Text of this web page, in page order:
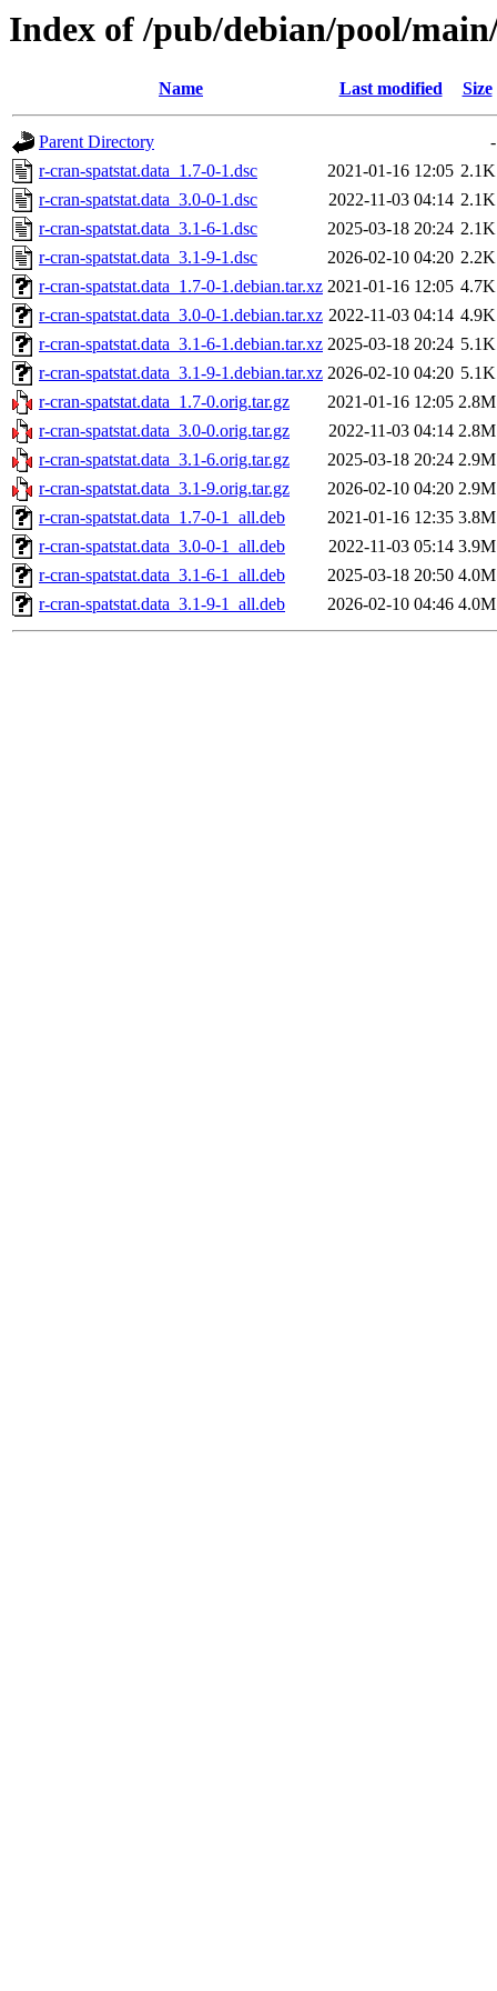
Index of /pub/debian/pool/
Name Last modified Size
Parent Directory
-
r-cran-spatstat.data_1.7-0-1.dsc
2021-01-16 12:05 2.1K
r-cran-spatstat.data_3.0-0-1.dsc
2022-11-03 04:14 2.1K
r-cran-spatstat.data_3.1-6-1.dsc
2025-03-18 20:24 2.1K
r-cran-spatstat.data_3.1-9-1.dsc
2026-02-10 04:20 2.2K
r-cran-spatstat.data_1.7-0-1.debian.tar.xz 2021-01-16 12:05 4.7K
r-cran-spatstat.data_3.0-0-1.debian.tar.xz 2022-11-03 04:14 4.9K
r-cran-spatstat.data_3.1-6-1.debian.tar.xz 2025-03-18 20:24 5.1K
r-cran-spatstat.data_3.1-9-1.debian.tar.xz 2026-02-10 04:20 5.1K
r-cran-spatstat.data_1.7-0.orig.tar.gz
2021-01-16 12:05 2.8M
r-cran-spatstat.data_3.0-0.orig.tar.gz
2022-11-03 04:14 2.8M
r-cran-spatstat.data_3.1-6.orig.tar.gz
2025-03-18 20:24 2.9M
r-cran-spatstat.data_3.1-9.orig.tar.gz
2026-02-10 04:20 2.9M
r-cran-spatstat.data_1.7-0-1_all.deb
2021-01-16 12:35 3.8M
r-cran-spatstat.data_3.0-0-1_all.deb
2022-11-03 05:14 3.9M
r-cran-spatstat.data_3.1-6-1_all.deb
2025-03-18 20:50 4.0M
r-cran-spatstat.data_3.1-9-1_all.deb
2026-02-10 04:46 4.0M